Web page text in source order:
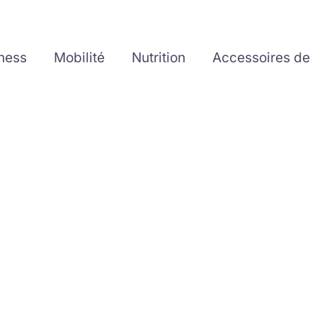
Mobilité Nutrition Accessoires